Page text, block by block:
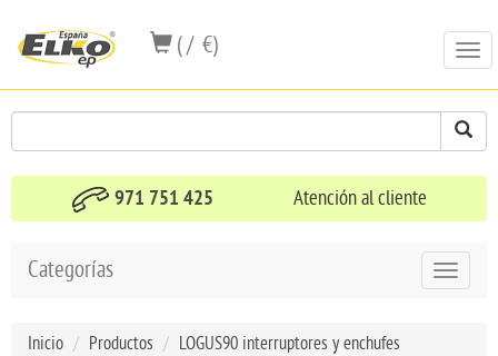
( / €)
971 751 425 Atención al cliente
Toggle
Categorías
Inicio Productos
LOGUS90 interruptores y enchufes